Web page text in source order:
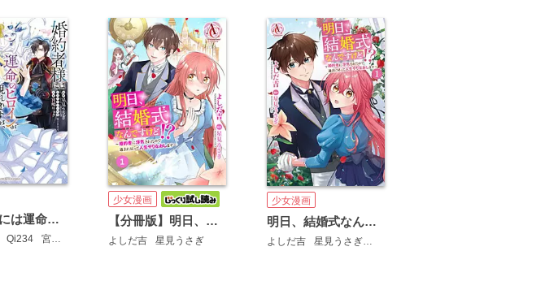
婚約者様には運命のヒロインが現れますが、暫定婚約ライフを満喫します！ ～嫌われ悪女の猫転生譚～
Qi234 宮嶋リョク
少女漫画
【分冊版】明日、結婚式なんですけど!?～婚約者に浮気されたので過去に戻って人生やりなおします～
よしだ吉 星見うさぎ
少女漫画
明日、結婚式なんですけど!?～婚約者に浮気されたので過去に戻って人生やりなおします～
よしだ吉 星見うさぎ